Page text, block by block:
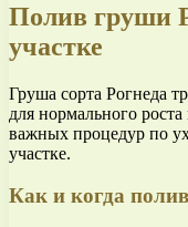
Полив груши
участке
Груша сорта Рогнеда
для нормального
важных процедур по
участке.
Как и когда